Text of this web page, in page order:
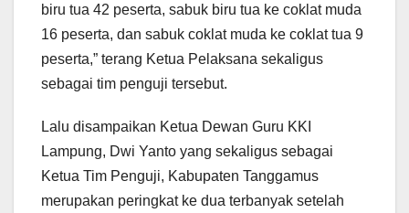
biru tua 42 peserta, sabuk biru tua ke coklat muda
16 peserta, dan sabuk coklat muda ke coklat tua 9
peserta,” terang Ketua Pelaksana sekaligus
sebagai tim penguji tersebut.
Lalu disampaikan Ketua Dewan Guru KKI
Lampung, Dwi Yanto yang sekaligus sebagai
Ketua Tim Penguji, Kabupaten Tanggamus
merupakan peringkat ke dua terbanyak setelah